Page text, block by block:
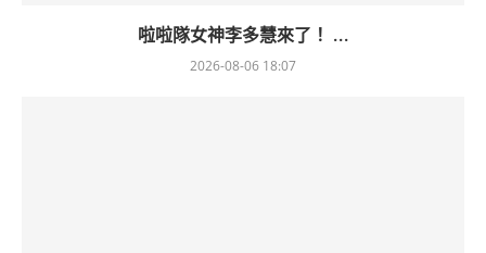
啦啦隊女神李多慧來了！ ...
2026-08-06 18:07